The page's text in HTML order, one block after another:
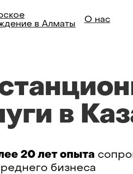
в Алматы
О нас
в
20 лет опыта
бизнеса